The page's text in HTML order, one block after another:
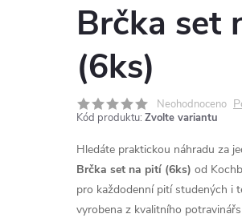
Brčka set
(6ks)
Neohodnoceno
Kód produktu: Zvolte variantu
Hledáte praktickou náhradu za
Brčka set na pití (6ks) od
pro každodenní pití studených i
vyrobena z kvalitního